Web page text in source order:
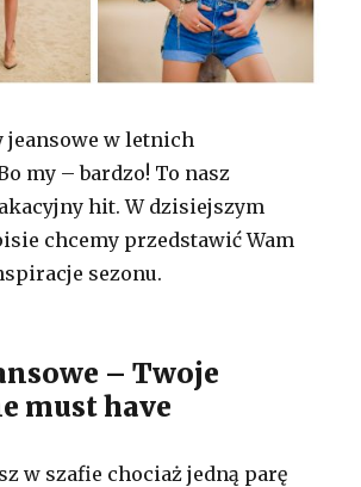
jeansowe w letnich
my – bardzo! To nasz
hit. W dzisiejszym
chcemy przedstawić Wam
sezonu.
– Twoje
must have
w szafie chociaż jedną parę